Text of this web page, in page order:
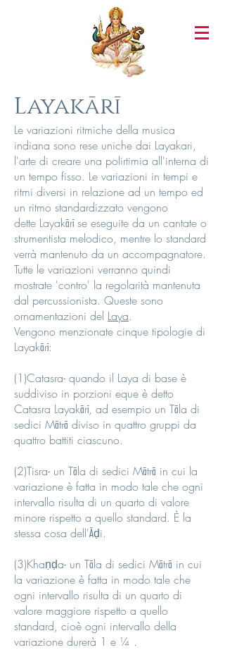
Layakārī
Le variazioni ritmiche della musica
indiana sono rese uniche dai Layakari,
l'arte di creare una polirtimia all'interna di
un tempo fisso. Le variazioni in tempi e
ritmi diversi in relazione ad un tempo ed
un ritmo standardizzato vengono
dette Layakārī se eseguite da un cantate o
strumentista melodico, mentre lo standard
verrà mantenuto da un accompagnatore.
Tutte le variazioni verranno quindi
mostrate 'contro' la regolarità mantenuta
dal percussionista. Queste sono
ornamentazioni del Laya.
Vengono menzionate cinque tipologie di
Layakārī:
(1)Catasra- quando il Laya di base è
suddiviso in porzioni eque è detto
Catasra Layakārī, ad esempio un Tāla di
sedici Mātrā diviso in quattro gruppi da
quattro battiti ciascuno.
(2)Tisra- un Tāla di sedici Mātrā in cui la
variazione è fatta in modo tale che ogni
intervallo risulta di un quarto di valore
minore rispetto a quello standard. È la
stessa cosa dell'Āḍi.
(3)Khaṇḍa- un Tāla di sedici Mātrā in cui
la variazione è fatta in modo tale che
ogni intervallo risulta di un quarto di
valore maggiore rispetto a quello
standard, cioè ogni intervallo della
variazione durerà 1 e ¼ .